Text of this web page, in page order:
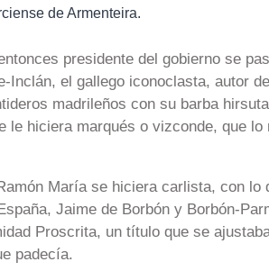
de Armenteira.
presidente del gobierno se
Inclán, el gallego iconoclasta, autor
madrileños con su barba
hiciera marqués o vizconde, que lo
María se hiciera carlista, con lo
Jaime de Borbón y Borbón-
Proscrita, un título que se
padecía.